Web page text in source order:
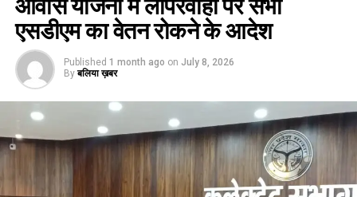
एसडीएम का वेतन रोकने के आदेश
Published 1 month ago on July 8, 2026
By बलिया ख़बर